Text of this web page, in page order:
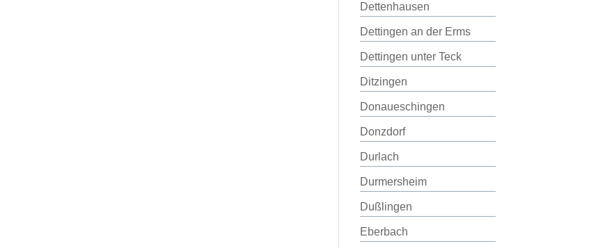
Dettenhausen
Dettingen an der Erms
Dettingen unter Teck
Ditzingen
Donaueschingen
Donzdorf
Durlach
Durmersheim
Dußlingen
Eberbach